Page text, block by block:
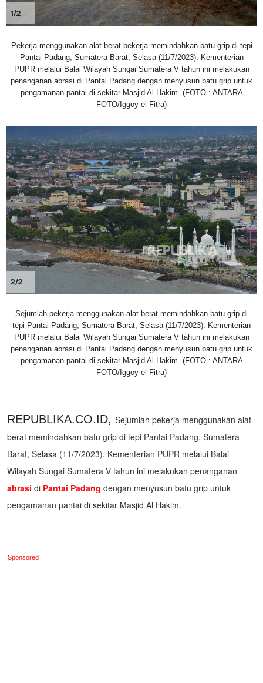
1/2
Pekerja menggunakan alat berat bekerja memindahkan batu grip di tepi
Pantai Padang, Sumatera Barat, Selasa (11/7/2023). Kementerian
PUPR melalui Balai Wilayah Sungai Sumatera V tahun ini melakukan
penanganan abrasi di Pantai Padang dengan menyusun batu grip untuk
pengamanan pantai di sekitar Masjid Al Hakim. (FOTO : ANTARA
FOTO/Iggoy el Fitra)
2/2
Sejumlah pekerja menggunakan alat berat memindahkan batu grip di
tepi Pantai Padang, Sumatera Barat, Selasa (11/7/2023). Kementerian
PUPR melalui Balai Wilayah Sungai Sumatera V tahun ini melakukan
penanganan abrasi di Pantai Padang dengan menyusun batu grip untuk
pengamanan pantai di sekitar Masjid Al Hakim. (FOTO : ANTARA
FOTO/Iggoy el Fitra)
REPUBLIKA.CO.ID, Sejumlah pekerja menggunakan alat
berat memindahkan batu grip di tepi Pantai Padang, Sumatera
Barat, Selasa (11/7/2023). Kementerian PUPR melalui Balai
Wilayah Sungai Sumatera V tahun ini melakukan penanganan
abrasi di Pantai Padang dengan menyusun batu grip untuk
pengamanan pantai di sekitar Masjid Al Hakim.
Sponsored